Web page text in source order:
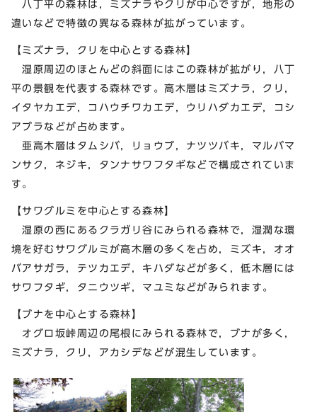
八丁平の森林は，ミズナラやクリが中心ですが，地形の
違いなどで特徴の異なる森林が拡がっています。
【ミズナラ，クリを中心とする森林】
湿原周辺のほとんどの斜面にはこの森林が拡がり，八丁
平の景観を代表する森林です。高木層はミズナラ，クリ，
イタヤカエデ，コハウチワカエデ，ウリハダカエデ，コシ
アブラなどが占めます。
亜高木層はタムシバ，リョウブ，ナツツバキ，マルバマ
ンサク，ネジキ，タンナサワフタギなどで構成されていま
す。
【サワグルミを中心とする森林】
湿原の西にあるクラガリ谷にみられる森林で，湿潤な環
境を好むサワグルミが高木層の多くを占め，ミズキ，オオ
バアサガラ，テツカエデ，キハダなどが多く，低木層には
サワフタギ，タニウツギ，マユミなどがみられます。
【ブナを中心とする森林】
オグロ坂峠周辺の尾根にみられる森林で，ブナが多く，
ミズナラ，クリ，アカシデなどが混生しています。